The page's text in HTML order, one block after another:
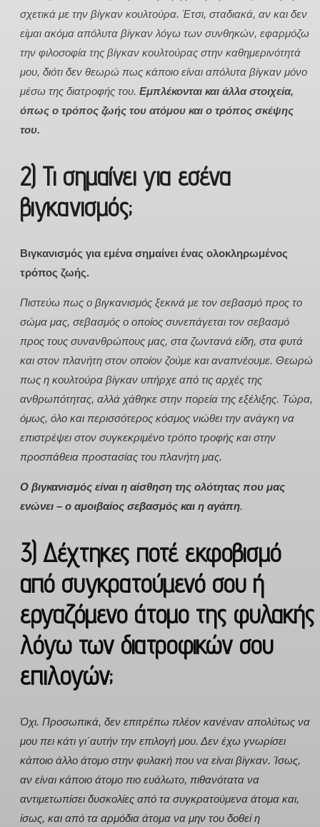
σχετικά με την βίγκαν κουλτούρα. Έτσι, σταδιακά, αν και δεν
είμαι ακόμα απόλυτα βίγκαν λόγω των συνθηκών, εφαρμόζω
την φιλοσοφία της βίγκαν κουλτούρας στην καθημερινότητά
μου, διότι δεν θεωρώ πως κάποιο είναι απόλυτα βίγκαν μόνο
μέσω της διατροφής του. Εμπλέκονται και άλλα στοιχεία,
όπως ο τρόπος ζωής του ατόμου και ο τρόπος σκέψης
του.
2) Τι σημαίνει για εσένα
βιγκανισμός;
Βιγκανισμός για εμένα σημαίνει ένας ολοκληρωμένος
τρόπος ζωής.
Πιστεύω πως ο βιγκανισμός ξεκινά με τον σεβασμό προς το
σώμα μας, σεβασμός ο οποίος συνεπάγεται τον σεβασμό
προς τους συνανθρώπους μας, στα ζωντανά είδη, στα φυτά
και στον πλανήτη στον οποίον ζούμε και αναπνέουμε. Θεωρώ
πως η κουλτούρα βίγκαν υπήρχε από τις αρχές της
ανθρωπότητας, αλλά χάθηκε στην πορεία της εξέλιξης. Τώρα,
όμως, όλο και περισσότερος κόσμος νιώθει την ανάγκη να
επιστρέψει στον συγκεκριμένο τρόπο τροφής και στην
προσπάθεια προστασίας του πλανήτη μας.
Ο βιγκανισμός είναι η αίσθηση της ολότητας που μας
ενώνει – ο αμοιβαίος σεβασμός και η αγάπη.
3) Δέχτηκες ποτέ εκφοβισμό
από συγκρατούμενό σου ή
εργαζόμενο άτομο της φυλακής
λόγω των διατροφικών σου
επιλογών;
Όχι. Προσωπικά, δεν επιτρέπω πλέον κανέναν απολύτως να
μου πει κάτι γι΄αυτήν την επιλογή μου. Δεν έχω γνωρίσει
κάποιο άλλο άτομο στην φυλακή που να είναι βίγκαν. Ίσως,
αν είναι κάποιο άτομο πιο ευάλωτο, πιθανότατα να
αντιμετωπίσει δυσκολίες από τα συγκρατούμενα άτομα και,
ίσως, και από τα αρμόδια άτομα να μην του δοθεί η